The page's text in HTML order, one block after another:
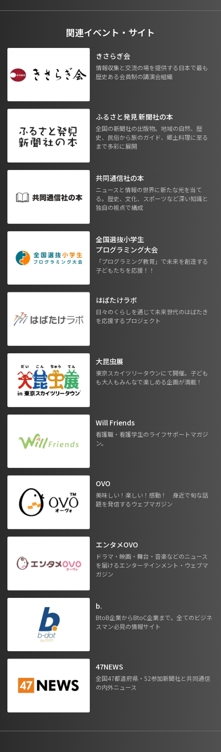
関連イベント・サイト
きさらぎ会
情報収集と交流の場を提供する日本で最も
歴史ある会員制の講演会組織
ふるさと発見 新聞社の本
全国の新聞社の出版物。地域の自然、歴
史、民俗から旅のガイド、郷土料理に至る
まで多彩に展開
共同通信社の本
ニュースと情報の世界に新たな光を当て
る。歴史、文化、スポーツなど深い知識と
独自の視点で構成
全国選抜小学生
プログラミング大会
「プログラミング教育」で未来を創造する
子どもたちを応援！！
はばたけラボ
日々のくらしを通じて未来世代のはばたき
を応援するプロジェクト
大昆虫展
東京スカイツリータウンにて開催。子ども
も大人もみんなで楽しめる企画が満載！
Will Friends
看護職・看護学生のライフサポートマガジ
ン。
OVO
美味しい！楽しい！感動！ 身近で旬な話
題を発信するウェブマガジン
エンタメOVO
ドラマ・映画・舞台・音楽などのニュース
を届けるエンターテインメント・ウェブマ
ガジン
b.
BtoB企業からBtoC企業まで。全てのビジネ
スマン必見の情報サイト
47NEWS
全国47都道府県・52参加新聞社と共同通信
の内外ニュース